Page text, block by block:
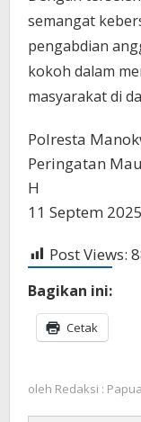
semangat
pengabdian
kokoh dalam
masyarakat di
Polresta
Peringatan
H
11 Septem 2025
Post Views:
Bagikan ini:
Cetak
oleh Redaksi :